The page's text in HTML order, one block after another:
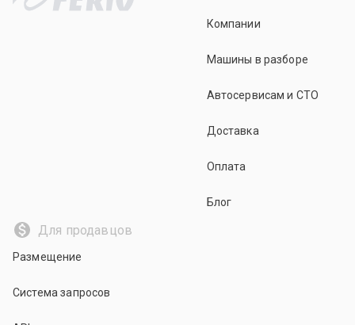
Компании
Машины в разборе
Автосервисам и СТО
Доставка
Оплата
Блог
Для продавцов
Размещение
Система запросов